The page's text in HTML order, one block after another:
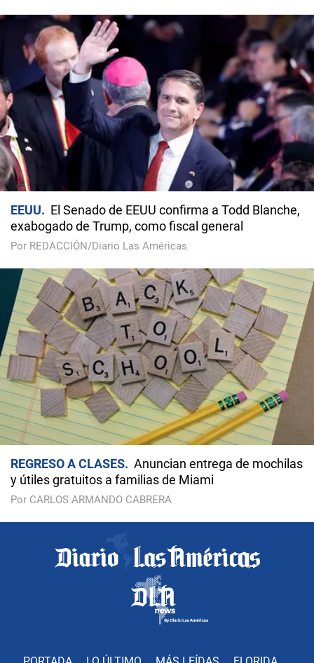
EEUU
El Senado de EEUU confirma a Todd Blanche,
exabogado de Trump, como fiscal general
Por REDACCIÓN/Diario Las Américas
REGRESO A CLASES
Anuncian entrega de mochilas
y útiles gratuitos a familias de Miami
Por CARLOS ARMANDO CABRERA